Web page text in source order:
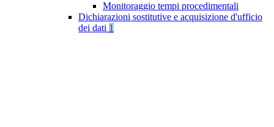
Monitoraggio tempi procedimentali
Dichiarazioni sostitutive e acquisizione d'ufficio
dei dati 1